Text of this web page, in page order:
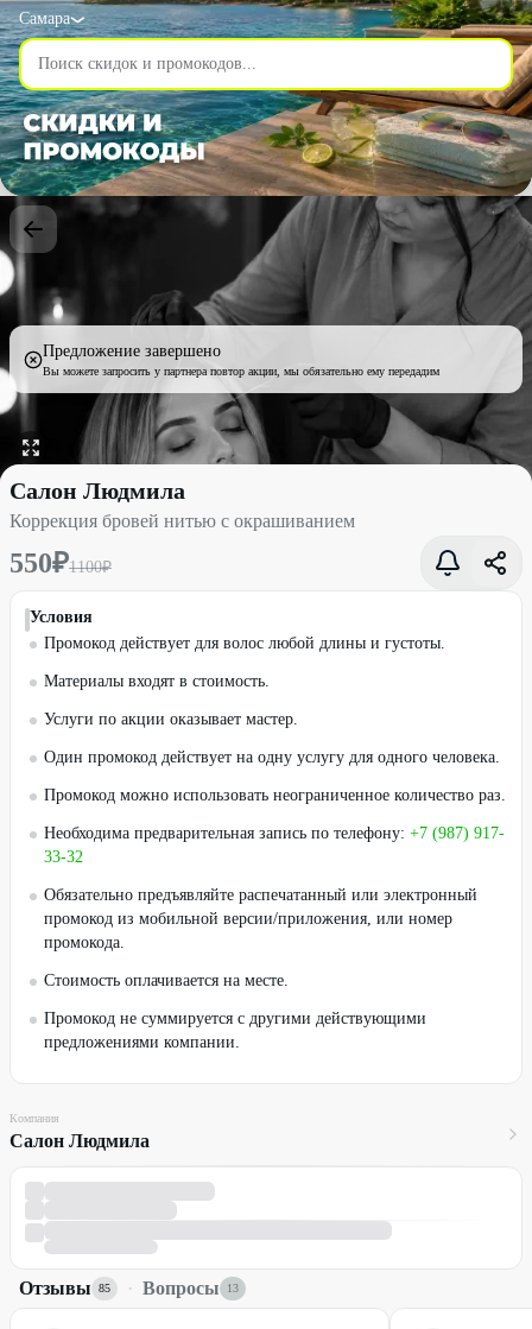
Самара
Предложение завершено
Вы можете запросить у партнера повтор акции, мы обязательно ему передадим
Коррекция бровей нитью с окрашиванием со скидкой 50% -
Салон Людмила
Коррекция бровей нитью с окрашиванием
550₽1100₽
Условия
Промокод действует для волос любой длины и густоты.
Материалы входят в стоимость.
Услуги по акции оказывает мастер.
Один промокод действует на одну услугу для одного человека.
Промокод можно использовать неограниченное количество раз.
Необходима предварительная запись по телефону: +7 (987) 917-
33-32
Обязательно предъявляйте распечатанный или электронный
промокод из мобильной версии/приложения, или номер
промокода.
Стоимость оплачивается на месте.
Промокод не суммируется с другими действующими
предложениями компании.
Компания
Салон Людмила
Отзывы 85 · Вопросы 13